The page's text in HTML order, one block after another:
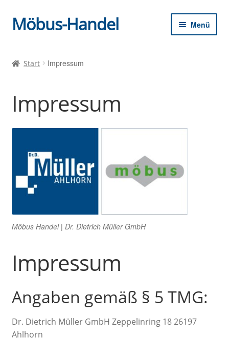
Zur
Navigation
Zum
Inhalt
Möbus-Handel Menü
Shop
Warenkorb
Kasse
Start Impressum
Impressum
Möbus Handel | Dr. Dietrich Müller GmbH
Impressum
Angaben gemäß § 5 TMG:
Dr. Dietrich Müller GmbH Zeppelinring 18 26197
Ahlhorn